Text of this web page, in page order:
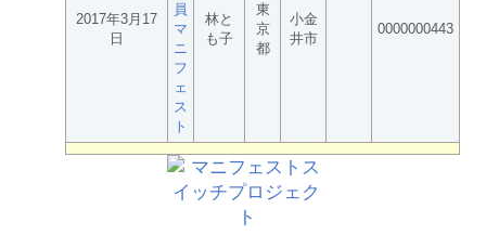
2017年3月17
日
員
マ
ニ
フ
ェ
ス
ト
林と
も子
東
京
都
小金
井市
0000000443